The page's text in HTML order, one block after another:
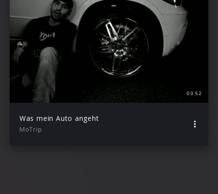
03:52
Was mein Auto angeht
MoTrip